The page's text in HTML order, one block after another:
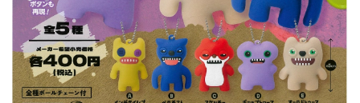
レンタル
景品・玩具・文具